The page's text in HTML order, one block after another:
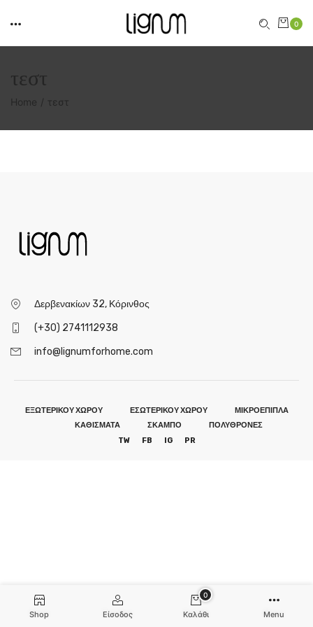
0
τεστ
Home τεστ
Δερβενακίων 32, Κόρινθος
(+30) 2741112938
info@lignumforhome.com
ΕΞΩΤΕΡΙΚΟΥ ΧΩΡΟΥ ΕΣΩΤΕΡΙΚΟΥ ΧΩΡΟΥ
ΜΙΚΡΟΕΠΙΠΛΑ
ΚΑΘΙΣΜΑΤΑ
ΣΚΑΜΠΟ
ΠΟΛΥΘΡΟΝΕΣ
TW
FB IG PR
Shop Είσοδος Καλάθι
0
Menu